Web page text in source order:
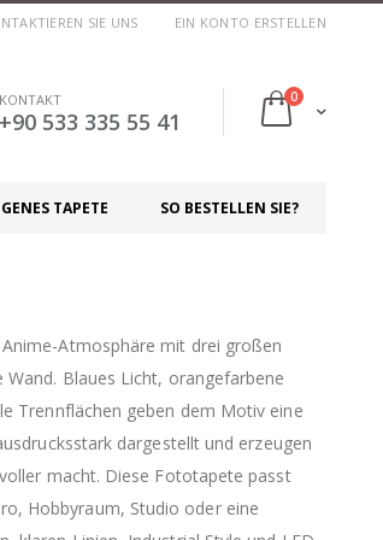
SIE UNS EIN KONTO ERSTELLEN
Cart
0Artikel
KONTAKT
+90 533 335 55 41
SO BESTELLEN SIE?
TAPETE
Atmosphäre mit drei großen
Blaues Licht, orangefarbene
Trennflächen geben dem Motiv eine
dargestellt und erzeugen
macht. Diese Fototapete passt
Hobbyraum, Studio oder eine